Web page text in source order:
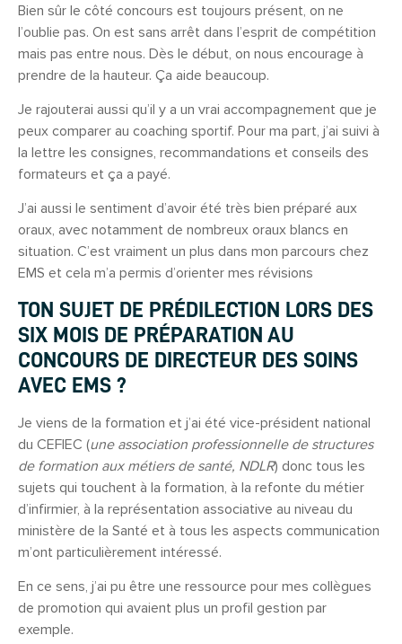
Bien sûr le côté concours est toujours présent, on ne
l’oublie pas. On est sans arrêt dans l’esprit de compétition
mais pas entre nous. Dès le début, on nous encourage à
prendre de la hauteur. Ça aide beaucoup.
Je rajouterai aussi qu’il y a un vrai accompagnement que je
peux comparer au coaching sportif. Pour ma part, j’ai suivi à
la lettre les consignes, recommandations et conseils des
formateurs et ça a payé.
J’ai aussi le sentiment d’avoir été très bien préparé aux
oraux, avec notamment de nombreux oraux blancs en
situation. C’est vraiment un plus dans mon parcours chez
EMS et cela m’a permis d’orienter mes révisions
TON SUJET DE PRÉDILECTION LORS DES
SIX MOIS DE PRÉPARATION AU
CONCOURS DE DIRECTEUR DES SOINS
AVEC EMS ?
Je viens de la formation et j’ai été vice-président national
du CEFIEC (une association professionnelle de structures
de formation aux métiers de santé, NDLR) donc tous les
sujets qui touchent à la formation, à la refonte du métier
d’infirmier, à la représentation associative au niveau du
ministère de la Santé et à tous les aspects communication
m’ont particulièrement intéressé.
En ce sens, j’ai pu être une ressource pour mes collègues
de promotion qui avaient plus un profil gestion par
exemple.